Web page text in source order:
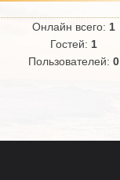
Онлайн всего: 1
Гостей: 1
Пользователей:0